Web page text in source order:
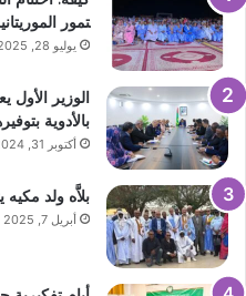
تمور
يوليو 28, 2025
الوزير الأول
بالأدوية
أكتوبر 31, 2024
بلاَّه ولد مكيه
أبريل 7, 2025